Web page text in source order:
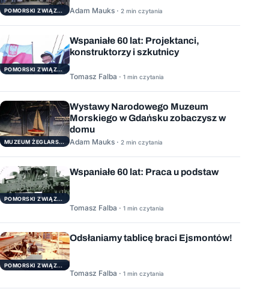
POMORSKI ZWIĄZEK ŻEGLARSKI Adam Mauks · 2 min czytania
POMORSKI ZWIĄZEK ŻEGLARSKI
Wspaniałe 60 lat: Projektanci,
konstruktorzy i szkutnicy
Tomasz Falba · 1 min czytania
MUZEUM ŻEGLARSTWA POMORSKIEGO
Wystawy Narodowego Muzeum
Morskiego w Gdańsku zobaczysz w
domu
Adam Mauks · 2 min czytania
POMORSKI ZWIĄZEK ŻEGLARSKI
Wspaniałe 60 lat: Praca u podstaw
Tomasz Falba · 1 min czytania
POMORSKI ZWIĄZEK ŻEGLARSKI
Odsłaniamy tablicę braci Ejsmontów!
Tomasz Falba · 1 min czytania